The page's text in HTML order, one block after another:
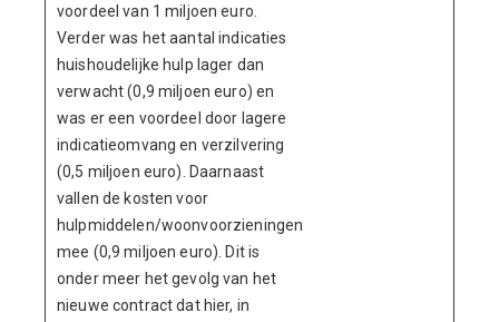
voordeel van 1 miljoen euro.
Verder was het aantal indicaties
huishoudelijke hulp lager dan
verwacht (0,9 miljoen euro) en
was er een voordeel door lagere
indicatieomvang en verzilvering
(0,5 miljoen euro). Daarnaast
vallen de kosten voor
hulpmiddelen/woonvoorzieningen
mee (0,9 miljoen euro). Dit is
onder meer het gevolg van het
nieuwe contract dat hier, in